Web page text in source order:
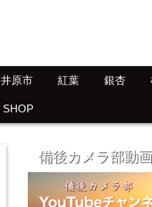
井原市 紅葉 銀杏
SHOP
備後カメラ部動